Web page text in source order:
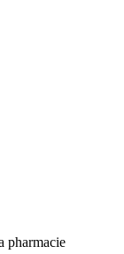
pharmacie